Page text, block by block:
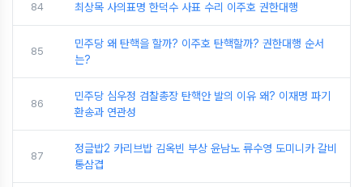
84 최상목 사의표명 한덕수 사표 수리 이주호 권한대행
85
민주당 왜 탄핵을 할까? 이주호 탄핵할까? 권한대행 순서
는?
86
민주당 심우정 검찰총장 탄핵안 발의 이유 왜? 이재명 파기
환송과 연관성
87
정글밥2 카리브밥 김옥빈 부상 윤남노 류수영 도미니카 갈비
통삼겹